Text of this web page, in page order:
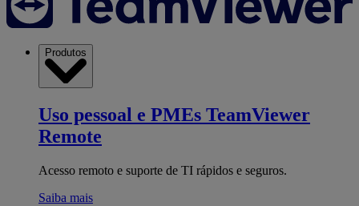
Produtos
Uso pessoal e PMEs TeamViewer
Remote
Acesso remoto e suporte de TI rápidos e seguros.
Saiba mais